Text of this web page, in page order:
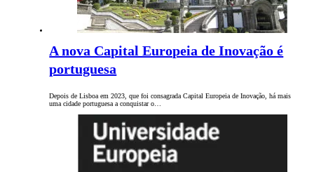
A nova Capital Europeia de Inovação é
portuguesa
Depois de Lisboa em 2023, que foi consagrada Capital Europeia de Inovação, há mais
uma cidade portuguesa a conquistar o…